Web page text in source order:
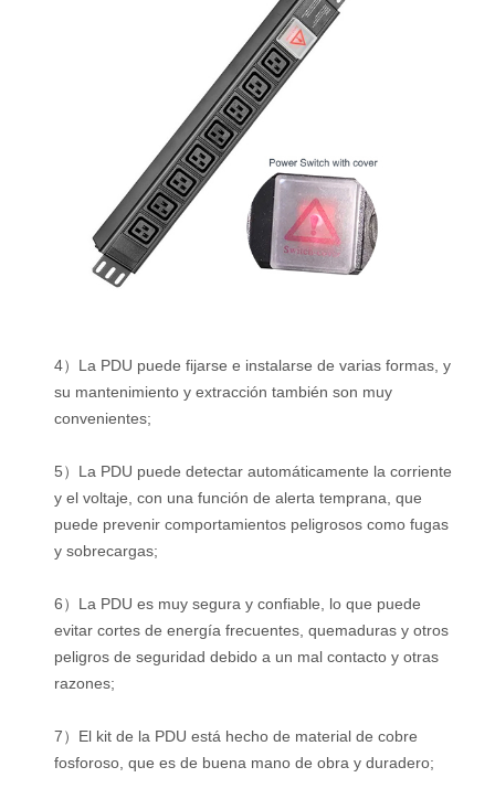
4）La PDU puede fijarse e instalarse de varias formas, y
su mantenimiento y extracción también son muy
convenientes;
5）La PDU puede detectar automáticamente la corriente
y el voltaje, con una función de alerta temprana, que
puede prevenir comportamientos peligrosos como fugas
y sobrecargas;
6）La PDU es muy segura y confiable, lo que puede
evitar cortes de energía frecuentes, quemaduras y otros
peligros de seguridad debido a un mal contacto y otras
razones;
7）El kit de la PDU está hecho de material de cobre
fosforoso, que es de buena mano de obra y duradero;